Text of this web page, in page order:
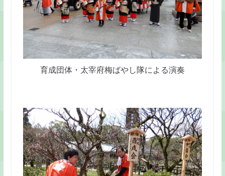
育成団体・太宰府梅ばやし隊による演奏